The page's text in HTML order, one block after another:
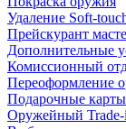
Удаление Soft-
Прейскурант
Дополнительные
Комиссионный
Переоформление
Подарочные
Оружейный Trade-